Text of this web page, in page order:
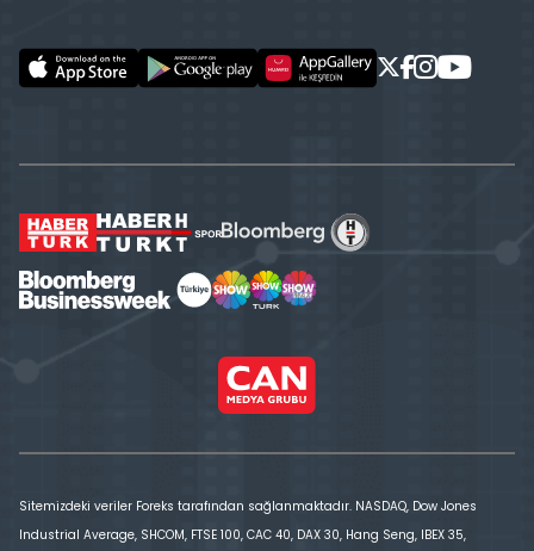
Sitemizdeki veriler Foreks tarafından sağlanmaktadır. NASDAQ, Dow Jones
Industrial Average, SHCOM, FTSE 100, CAC 40, DAX 30, Hang Seng, IBEX 35,